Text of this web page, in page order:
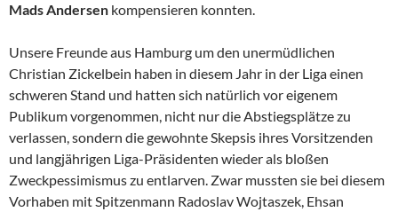
Mads Andersen kompensieren konnten.
Unsere Freunde aus Hamburg um den unermüdlichen
Christian Zickelbein haben in diesem Jahr in der Liga einen
schweren Stand und hatten sich natürlich vor eigenem
Publikum vorgenommen, nicht nur die Abstiegsplätze zu
verlassen, sondern die gewohnte Skepsis ihres Vorsitzenden
und langjährigen Liga-Präsidenten wieder als bloßen
Zweckpessimismus zu entlarven. Zwar mussten sie bei diesem
Vorhaben mit Spitzenmann Radoslav Wojtaszek, Ehsan